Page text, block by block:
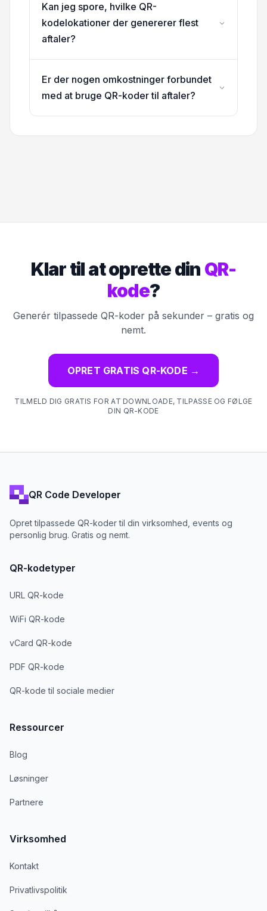
Kan jeg spore, hvilke QR-
kodelokationer der genererer flest
aftaler?
Er der nogen omkostninger forbundet
med at bruge QR-koder til aftaler?
Klar til at oprette din QR-
kode?
Generér tilpassede QR-koder på sekunder – gratis og
nemt.
OPRET GRATIS QR-KODE →
TILMELD DIG GRATIS FOR AT DOWNLOADE, TILPASSE OG FØLGE
DIN QR-KODE
QR Code Developer
Opret tilpassede QR-koder til din virksomhed, events og
personlig brug. Gratis og nemt.
QR-kodetyper
URL QR-kode
WiFi QR-kode
vCard QR-kode
PDF QR-kode
QR-kode til sociale medier
Ressourcer
Blog
Løsninger
Partnere
Virksomhed
Kontakt
Privatlivspolitik